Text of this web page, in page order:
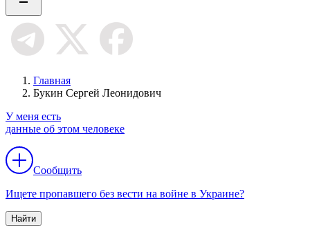
Главная
Букин Сергей Леонидович
У меня есть
данные об этом человеке
Сообщить
Ищете пропавшего без вести на войне в Украине?
Найти